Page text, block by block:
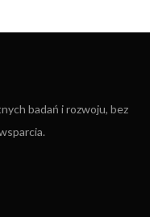
badań i rozwoju, bez